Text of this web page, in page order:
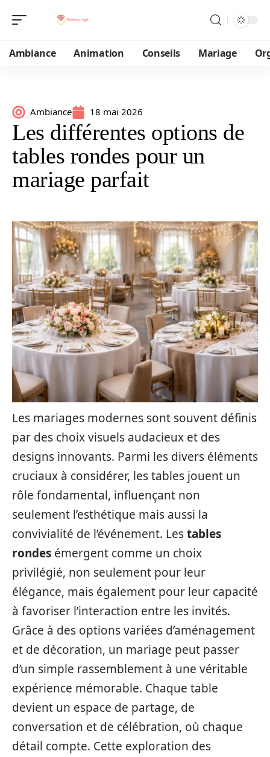
Ambiance Animation Conseils Mariage
Ambiance 18 mai 2026
Les différentes options de
tables rondes pour un
mariage parfait
Les mariages modernes sont souvent définis
par des choix visuels audacieux et des
designs innovants. Parmi les divers éléments
cruciaux à considérer, les tables jouent un
rôle fondamental, influençant non
seulement l’esthétique mais aussi la
convivialité de l’événement. Lestables
rondes émergent comme un choix
privilégié, non seulement pour leur
élégance, mais également pour leur capacité
à favoriser l’interaction entre les invités.
Grâce à des options variées d’aménagement
et de décoration, un mariage peut passer
d’un simple rassemblement à une véritable
expérience mémorable. Chaque table
devient un espace de partage, de
conversation et de célébration, où chaque
détail compte. Cette exploration des